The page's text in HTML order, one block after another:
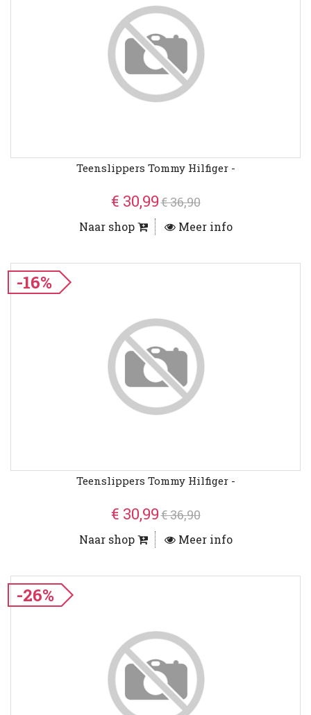
Teenslippers Tommy Hilfiger -
€ 30,99€ 36,90
Naar shop Meer info
-16%
Teenslippers Tommy Hilfiger -
€ 30,99€ 36,90
Naar shop Meer info
-26%